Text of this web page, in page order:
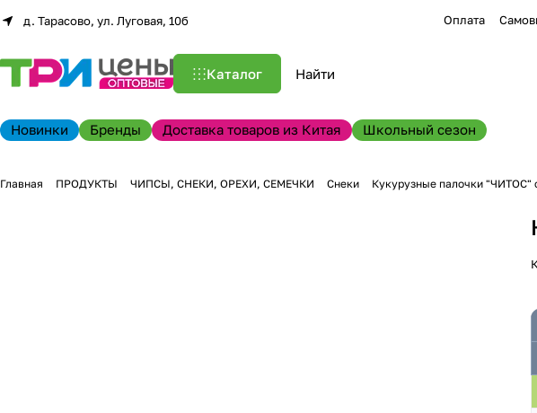
д. Тарасово, ул. Луговая, 10б Оплата
Каталог
Новинки Бренды Доставка товаров из Китая Школьный сезон
Главная ПРОДУКТЫ ЧИПСЫ, СНЕКИ, ОРЕХИ, СЕМЕЧКИ Снеки Кукурузные палочки "ЧИТОС"